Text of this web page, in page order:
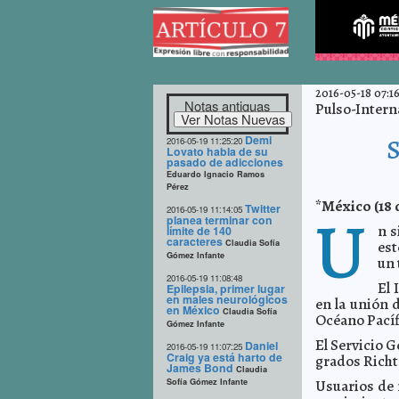
Notas antiguas
2016-05-19 11:25:20 Demi
Lovato habla de su
pasado de adicciones
Eduardo Ignacio Ramos
Pérez
2016-05-19 11:14:05 Twitter
planea terminar con
límite de 140
caracteres Claudia Sofía
Gómez Infante
2016-05-19 11:08:48
Epilepsia, primer lugar
en males neurológicos
en México Claudia Sofía
Gómez Infante
2016-05-19 11:07:25 Daniel
Craig ya está harto de
James Bond Claudia
Sofía Gómez Infante
2016-05-18
Pulso-
*México (18
U n
un
El
en la unión
Océano
El Servicio
grados
Usuarios de